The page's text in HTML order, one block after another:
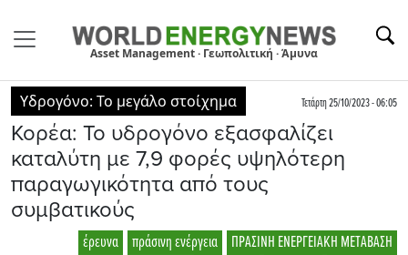
Asset Management · Γεωπολιτική · Άμυνα
Υδρογόνο: Το μεγάλο στοίχημα Τετάρτη 25/10/2023 - 06:05
Κορέα: Το υδρογόνο εξασφαλίζει
καταλύτη με 7,9 φορές υψηλότερη
παραγωγικότητα από τους
συμβατικούς
ΠΡΑΣΙΝΗ ΕΝΕΡΓΕΙΑΚΗ ΜΕΤΑΒΑΣΗ
πράσινη ενέργεια
έρευνα